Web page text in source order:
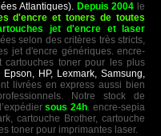
Atlantiques). Depuis 2004 le
d'encre et toners de toutes
jet d'encre et laser
selon des critères très stricts,
jet d'encre génériques. encre-
cartouches toner pour les plus
Epson, HP, Lexmark, Samsung,
livrées en express aussi bien
Notre stock de
sous 24h. encre-sepia
cartouche Brother, cartouche
toner pour imprimantes laser.